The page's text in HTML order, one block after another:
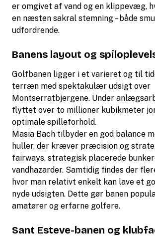
er omgivet af vand og en klippevæg,
en næsten sakral stemning – både
udfordrende.
Banens layout og
Golfbanen ligger i et varieret og til
terræn med spektakulær udsigt over
Montserratbjergene. Under
flyttet over to millioner kubikmeter
optimale spilleforhold.
Masia Bach tilbyder en god balance
huller, der kræver præcision og
fairways, strategisk placerede
vandhazarder. Samtidig findes der
hvor man relativt enkelt kan lave et
nyde udsigten. Dette gør banen
amatører og erfarne golfere.
Sant Esteve-banen og